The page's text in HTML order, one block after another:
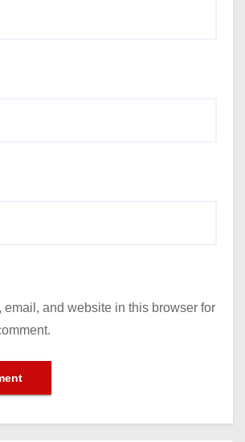
email, and website in this browser for